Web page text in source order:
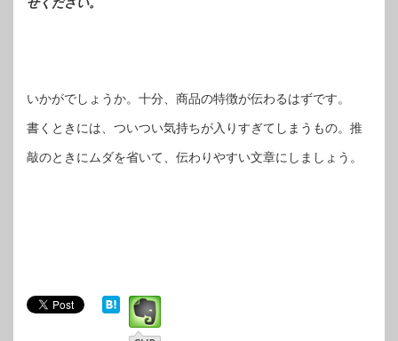
いかがでしょうか。十分、商品の特徴が伝わるはずです。
書くときには、ついつい気持ちが入りすぎてしまうもの。推
敲のときにムダを省いて、伝わりやすい文章にしましょう。